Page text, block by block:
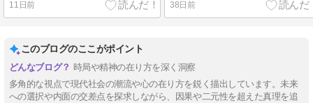
11日前 38日前
このブログのここがポイント
時局や精神の在り方を深く洞察
多角的な視点で現代社会の潮流や心の在り方を鋭く描出しています。未来
への選択や内面の交差点を探求しながら、因果や二元性を超えた真理を追